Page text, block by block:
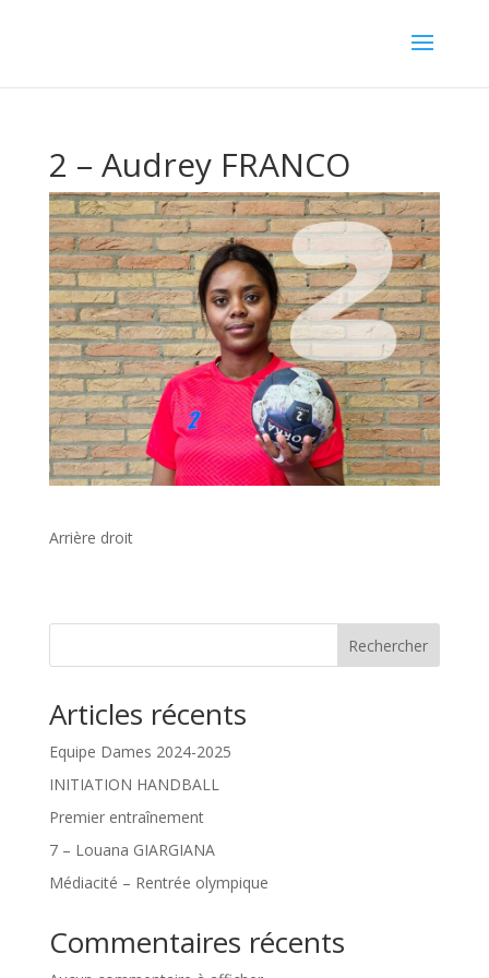
2 – Audrey FRANCO
Arrière droit
Rechercher
Articles récents
Equipe Dames 2024-2025
INITIATION HANDBALL
Premier entraînement
7 – Louana GIARGIANA
Médiacité – Rentrée olympique
Commentaires récents